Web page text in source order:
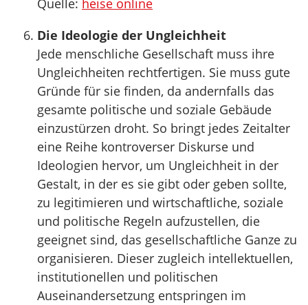
Quelle: heise online
Die Ideologie der Ungleichheit
Jede menschliche Gesellschaft muss ihre
Ungleichheiten rechtfertigen. Sie muss gute
Gründe für sie finden, da andernfalls das
gesamte politische und soziale Gebäude
einzustürzen droht. So bringt jedes Zeitalter
eine Reihe kontroverser Diskurse und
Ideologien hervor, um Ungleichheit in der
Gestalt, in der es sie gibt oder geben sollte,
zu legitimieren und wirtschaftliche, soziale
und politische Regeln aufzustellen, die
geeignet sind, das gesellschaftliche Ganze zu
organisieren. Dieser zugleich intellektuellen,
institutionellen und politischen
Auseinandersetzung entspringen im